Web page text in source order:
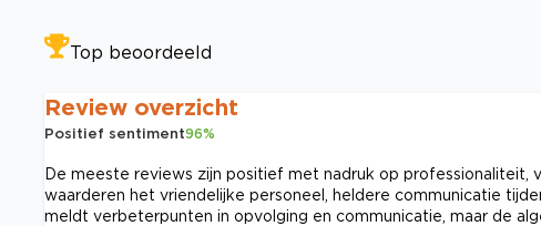
Top beoordeeld
Review overzicht
Positief sentiment96%
De meeste reviews zijn positief met nadruk op
waarderen het vriendelijke personeel, heldere communicatie
meldt verbeterpunten in opvolging en communicatie, maar de